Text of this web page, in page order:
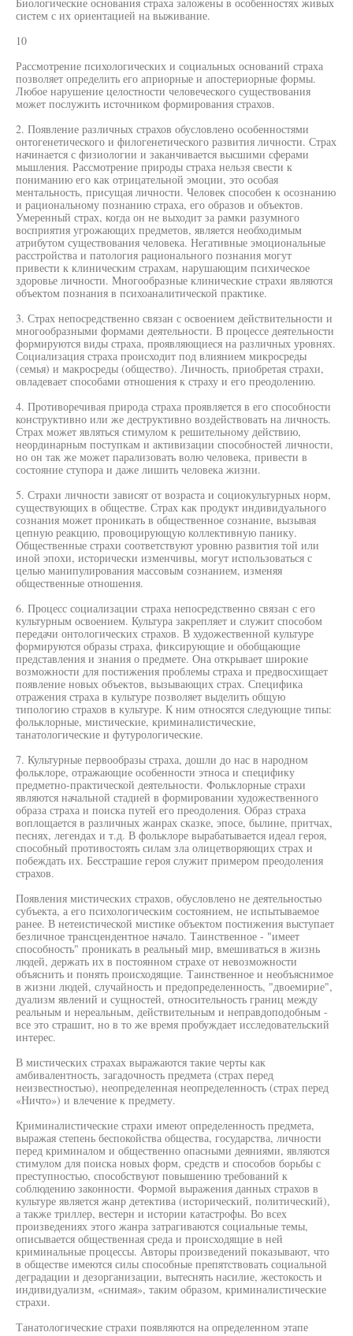
систем с их ориентацией на выживание.
10
Рассмотрение психологических и социальных оснований страха
позволяет определить его априорные и апостериорные формы.
Любое нарушение целостности человеческого существования
может послужить источником формирования страхов.
2. Появление различных страхов обусловлено особенностями
онтогенетического и филогенетического развития личности. Страх
начинается с физиологии и заканчивается высшими сферами
мышления. Рассмотрение природы страха нельзя свести к
пониманию его как отрицательной эмоции, это особая
ментальность, присущая личности. Человек способен к осознанию
и рациональному познанию страха, его образов и объектов.
Умеренный страх, когда он не выходит за рамки разумного
восприятия угрожающих предметов, является необходимым
атрибутом существования человека. Негативные эмоциональные
расстройства и патология рационального познания могут
привести к клиническим страхам, нарушающим психическое
здоровье личности. Многообразные клинические страхи являются
объектом познания в психоаналитической практике.
3. Страх непосредственно связан с освоением действительности и
многообразными формами деятельности. В процессе деятельности
формируются виды страха, проявляющиеся на различных уровнях.
Социализация страха происходит под влиянием микросреды
(семья) и макросреды (общество). Личность, приобретая страхи,
овладевает способами отношения к страху и его преодолению.
4. Противоречивая природа страха проявляется в его способности
конструктивно или же деструктивно воздействовать на личность.
Страх может являться стимулом к решительному действию,
неординарным поступкам и активизации способностей личности,
но он так же может парализовать волю человека, привести в
состояние ступора и даже лишить человека жизни.
5. Страхи личности зависят от возраста и социокультурных норм,
существующих в обществе. Страх как продукт индивидуального
сознания может проникать в общественное сознание, вызывая
цепную реакцию, провоцирующую коллективную панику.
Общественные страхи соответствуют уровню развития той или
иной эпохи, исторически изменчивы, могут использоваться с
целью манипулирования массовым сознанием, изменяя
общественные отношения.
6. Процесс социализации страха непосредственно связан с его
культурным освоением. Культура закрепляет и служит способом
передачи онтологических страхов. В художественной культуре
формируются образы страха, фиксирующие и обобщающие
представления и знания о предмете. Она открывает широкие
возможности для постижения проблемы страха и предвосхищает
появление новых объектов, вызывающих страх. Специфика
отражения страха в культуре позволяет выделить общую
типологию страхов в культуре. К ним относятся следующие типы:
фольклорные, мистические, криминалистические,
танатологические и футурологические.
7. Культурные первообразы страха, дошли до нас в народном
фольклоре, отражающие особенности этноса и специфику
предметно-практической деятельности. Фольклорные страхи
являются начальной стадией в формировании художественного
образа страха и поиска путей его преодоления. Образ страха
воплощается в различных жанрах сказке, эпосе, былине, притчах,
песнях, легендах и т.д. В фольклоре вырабатывается идеал героя,
способный противостоять силам зла олицетворяющих страх и
побеждать их. Бесстрашие героя служит примером преодоления
страхов.
Появления мистических страхов, обусловлено не деятельностью
субъекта, а его психологическим состоянием, не испытываемое
ранее. В нетеистической мистике объектом постижения выступает
безличное трансцендентное начало. Таинственное - "имеет
способность" проникать в реальный мир, вмешиваться в жизнь
людей, держать их в постоянном страхе от невозможности
объяснить и понять происходящие. Таинственное и необъяснимое
в жизни людей, случайность и предопределенность, "двоемирие",
дуализм явлений и сущностей, относительность границ между
реальным и нереальным, действительным и неправдоподобным -
все это страшит, но в то же время пробуждает исследовательский
интерес.
В мистических страхах выражаются такие черты как
амбивалентность, загадочность предмета (страх перед
неизвестностью), неопределенная неопределенность (страх перед
«Ничто») и влечение к предмету.
Криминалистические страхи имеют определенность предмета,
выражая степень беспокойства общества, государства, личности
перед криминалом и общественно опасными деяниями, являются
стимулом для поиска новых форм, средств и способов борьбы с
преступностью, способствуют повышению требований к
соблюдению законности. Формой выражения данных страхов в
культуре является жанр детектива (исторический, политический),
а также триллер, вестерн и истории катастрофы. Во всех
произведениях этого жанра затрагиваются социальные темы,
описывается общественная среда и происходящие в ней
криминальные процессы. Авторы произведений показывают, что
в обществе имеются силы способные препятствовать социальной
деградации и дезорганизации, вытеснять насилие, жестокость и
индивидуализм, «снимая», таким образом, криминалистические
страхи.
Танатологические страхи появляются на определенном этапе